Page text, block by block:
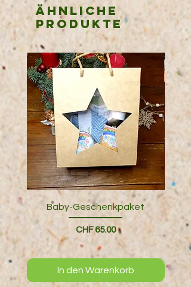
Ähnliche
Produkte
Baby-Geschenkpaket
Preis
CHF 65.00
In den Warenkorb